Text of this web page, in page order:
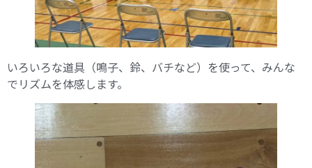
いろいろな道具（鳴子、鈴、バチなど）を使って、みんな
でリズムを体感します。